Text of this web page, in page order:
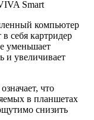
компьютер
себя картридер
уменьшает
и увеличивает
что
в планшетах
снизить